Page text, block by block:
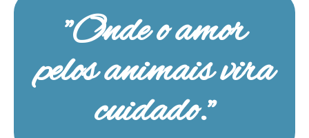
"Onde o amor
pelos animais vira
cuidado."